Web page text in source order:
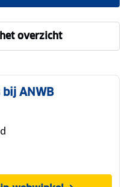
overzicht
bij ANWB